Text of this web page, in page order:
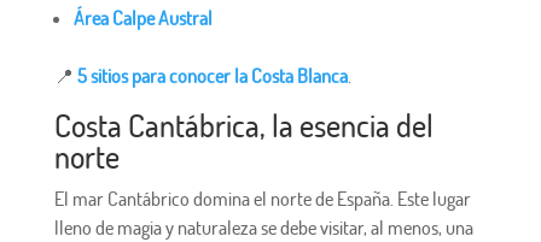
Área Calpe Austral
📍 5 sitios para conocer la Costa Blanca.
Costa Cantábrica, la esencia del
norte
El mar Cantábrico domina el norte de España. Este lugar
lleno de magia y naturaleza se debe visitar, al menos, una